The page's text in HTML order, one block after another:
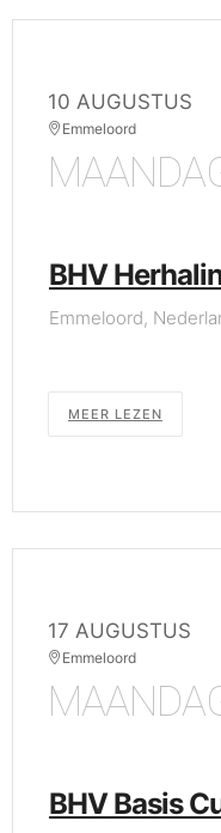
10 AUGUSTUS
Emmeloord
BHV
Emmeloord,
MEER LEZEN
17 AUGUSTUS
Emmeloord
BHV Basis